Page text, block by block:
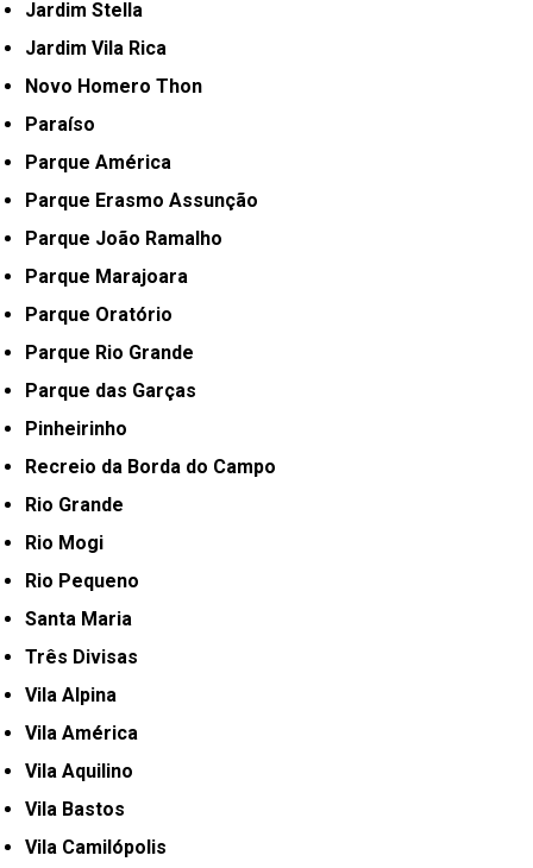
Jardim Stella
Jardim Vila Rica
Novo Homero Thon
Paraíso
Parque América
Parque Erasmo Assunção
Parque João Ramalho
Parque Marajoara
Parque Oratório
Parque Rio Grande
Parque das Garças
Pinheirinho
Recreio da Borda do Campo
Rio Grande
Rio Mogi
Rio Pequeno
Santa Maria
Três Divisas
Vila Alpina
Vila América
Vila Aquilino
Vila Bastos
Vila Camilópolis